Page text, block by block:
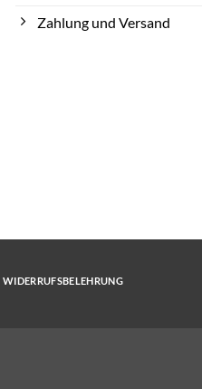
Zahlung und Versand
WIDERRUFSBELEHRUNG